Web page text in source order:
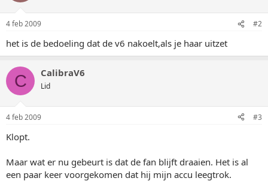
4 feb 2009 #2
het is de bedoeling dat de v6 nakoelt,als je haar uitzet
C CalibraV6
Lid
4 feb 2009 #3
Klopt.
Maar wat er nu gebeurt is dat de fan blijft draaien. Het is al
een paar keer voorgekomen dat hij mijn accu leegtrok.